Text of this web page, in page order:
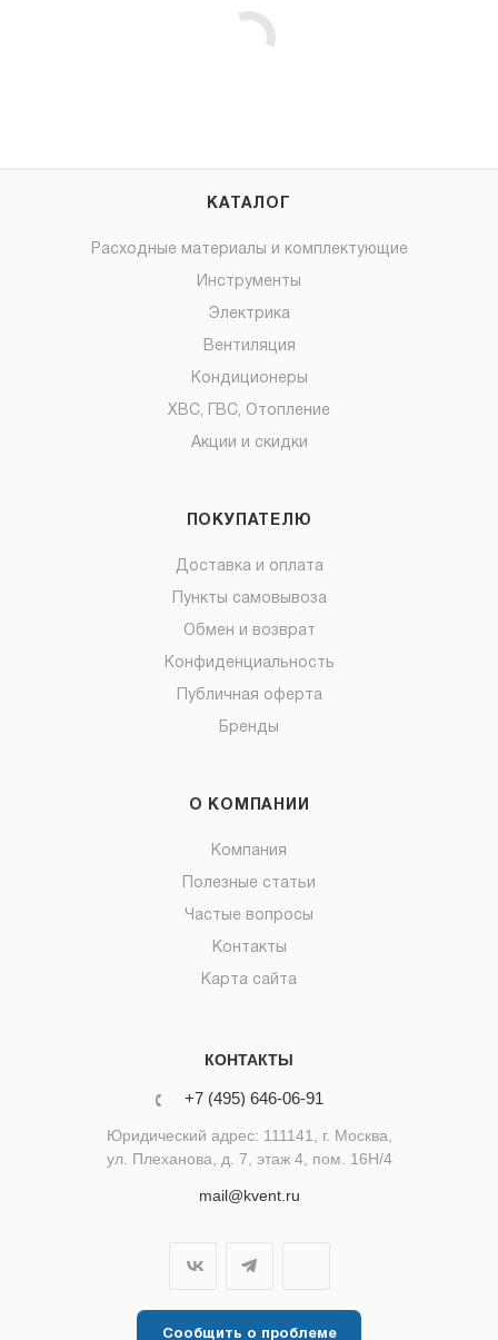
КАТАЛОГ
Расходные материалы и комплектующие
Инструменты
Электрика
Вентиляция
Кондиционеры
ХВС, ГВС, Отопление
Акции и скидки
ПОКУПАТЕЛЮ
Доставка и оплата
Пункты самовывоза
Обмен и возврат
Конфиденциальность
Публичная оферта
Бренды
О КОМПАНИИ
Компания
Полезные статьи
Частые вопросы
Контакты
Карта сайта
КОНТАКТЫ
+7 (495) 646-06-91
Юридический адрес: 111141, г. Москва,
ул. Плеханова, д. 7, этаж 4, пом. 16Н/4
mail@kvent.ru
Сообщить о проблеме